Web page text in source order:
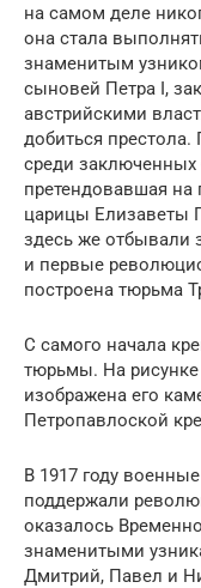
на самом деле
она стала
знаменитым
сыновей Петра I,
австрийскими
добиться
среди заключенных
претендовавшая
царицы Елизаветы
здесь же отбывали
и первые
построена тюрьма
С самого начала
тюрьмы. На
изображена его
Петропавлоской
В 1917 году
поддержали
оказалось
знаменитыми
Дмитрий, Павел и